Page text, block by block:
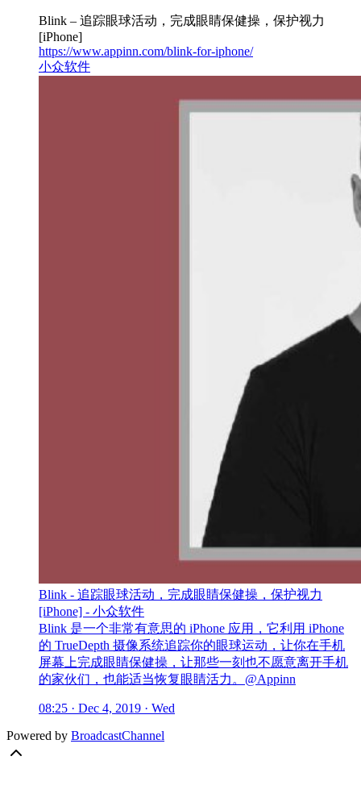
Blink – 追踪眼球活动，完成眼睛保健操，保护视力
[iPhone]
https://www.appinn.com/blink-for-iphone/
小众软件
Blink - 追踪眼球活动，完成眼睛保健操，保护视力
[iPhone] - 小众软件
Blink 是一个非常有意思的 iPhone 应用，它利用 iPhone
的 TrueDepth 摄像系统追踪你的眼球运动，让你在手机
屏幕上完成眼睛保健操，让那些一刻也不愿意离开手机
的家伙们，也能适当恢复眼睛活力。@Appinn
08:25 · Dec 4, 2019 · Wed
Powered by BroadcastChannel